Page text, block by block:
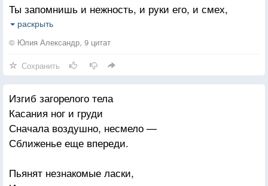
Устала наверное, просто — устала
Ведь всё - как обычно - дела, суета
Исчерпаны силы — внутри пустота.
Ты запомнишь и нежность, и руки его, и смех,
Будешь ждать его вечность, мечтая о стуке в дверь,
Понимая, что ты для него лишь одна из тех,
постель.
И ты будешь читать его, каждое слово, миг
До рассвета смакуя, любить кружева из слов,
Ты его будешь знать самой сложной из лучших
книг,
раскрыть
© Юлия Александр, 9 цитат
Сохранить
Изгиб загорелого тела
Касания ног и груди
Сначала воздушно, несмело —
Сближенье еще впереди.
Пьянят незнакомые ласки,